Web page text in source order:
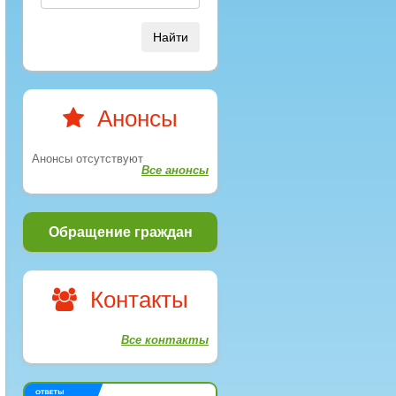
Найти
Анонсы
Анонсы отсутствуют
Все анонсы
Обращение граждан
Контакты
Все контакты